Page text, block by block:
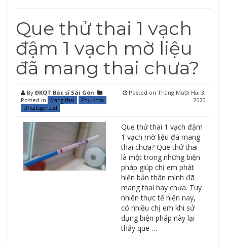
Que thử thai 1 vạch
đậm 1 vạch mờ liệu
đã mang thai chưa?
By ĐKQT Bác sĩ Sài Gòn
Posted in
Mang thai
Phụ khoa
Uncategorized
Posted on Tháng Mười Hai 3,
2020
Que thử thai 1 vạch đậm
1 vạch mờ liệu đã mang
thai chưa? Que thử thai
là một trong những biện
pháp giúp chị em phát
hiện bản thân mình đã
mang thai hay chưa. Tuy
nhiên thực tế hiện nay,
có nhiều chị em khi sử
dụng biện pháp này lại
thấy que …